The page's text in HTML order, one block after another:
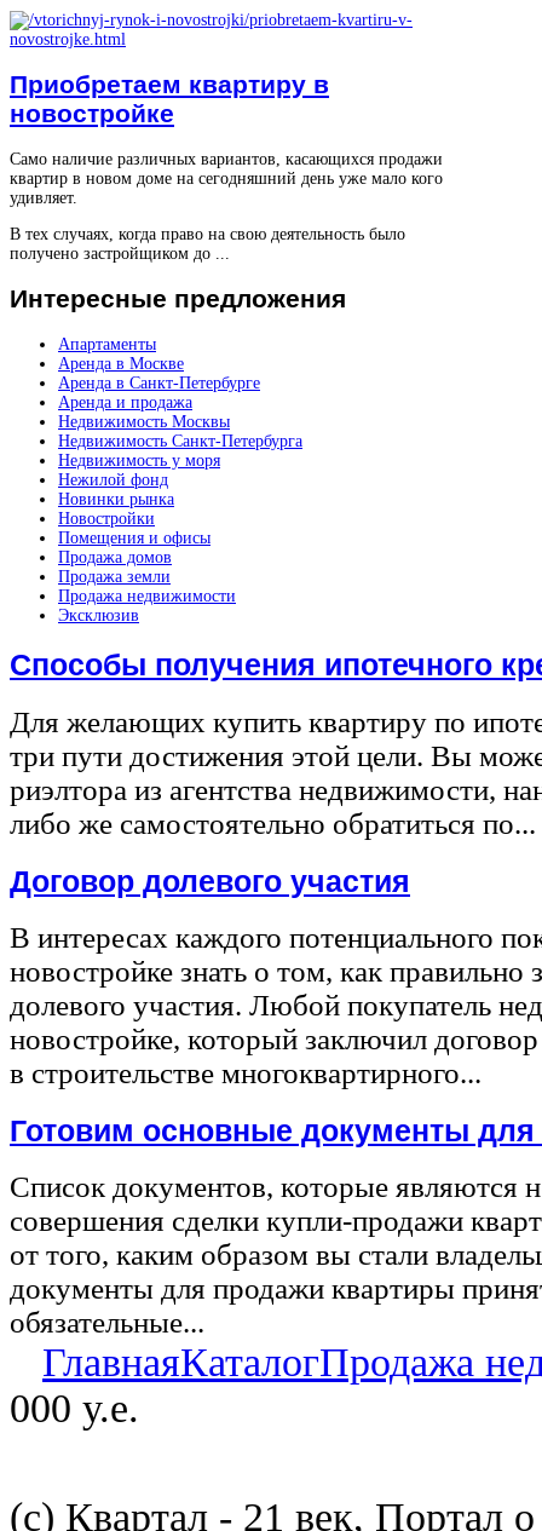
Приобретаем квартиру в
новостройке
Само наличие различных вариантов, касающихся продажи
квартир в новом доме на сегодняшний день уже мало кого
удивляет.
В тех случаях, когда право на свою деятельность было
получено застройщиком до ...
Интересные предложения
Апартаменты
Аренда в Москве
Аренда в Санкт-Петербурге
Аренда и продажа
Недвижимость Москвы
Недвижимость Санкт-Петербурга
Недвижимость у моря
Нежилой фонд
Новинки рынка
Новостройки
Помещения и офисы
Продажа домов
Продажа земли
Продажа недвижимости
Эксклюзив
Способы получения ипотечного
Для желающих купить квартиру по
три пути достижения этой цели. Вы
риэлтора из агентства недвижимости,
либо же самостоятельно обратиться по...
Договор долевого участия
В интересах каждого потенциального
новостройке знать о том, как правильно
долевого участия. Любой покупатель
новостройке, который заключил
в строительстве многоквартирного...
Готовим основные документы
Список документов, которые являются
совершения сделки купли-продажи
от того, каким образом вы стали
документы для продажи квартиры
обязательные...
ГлавнаяКаталогПродажа
000 у.е.
(с) Квартал - 21 век, Портал